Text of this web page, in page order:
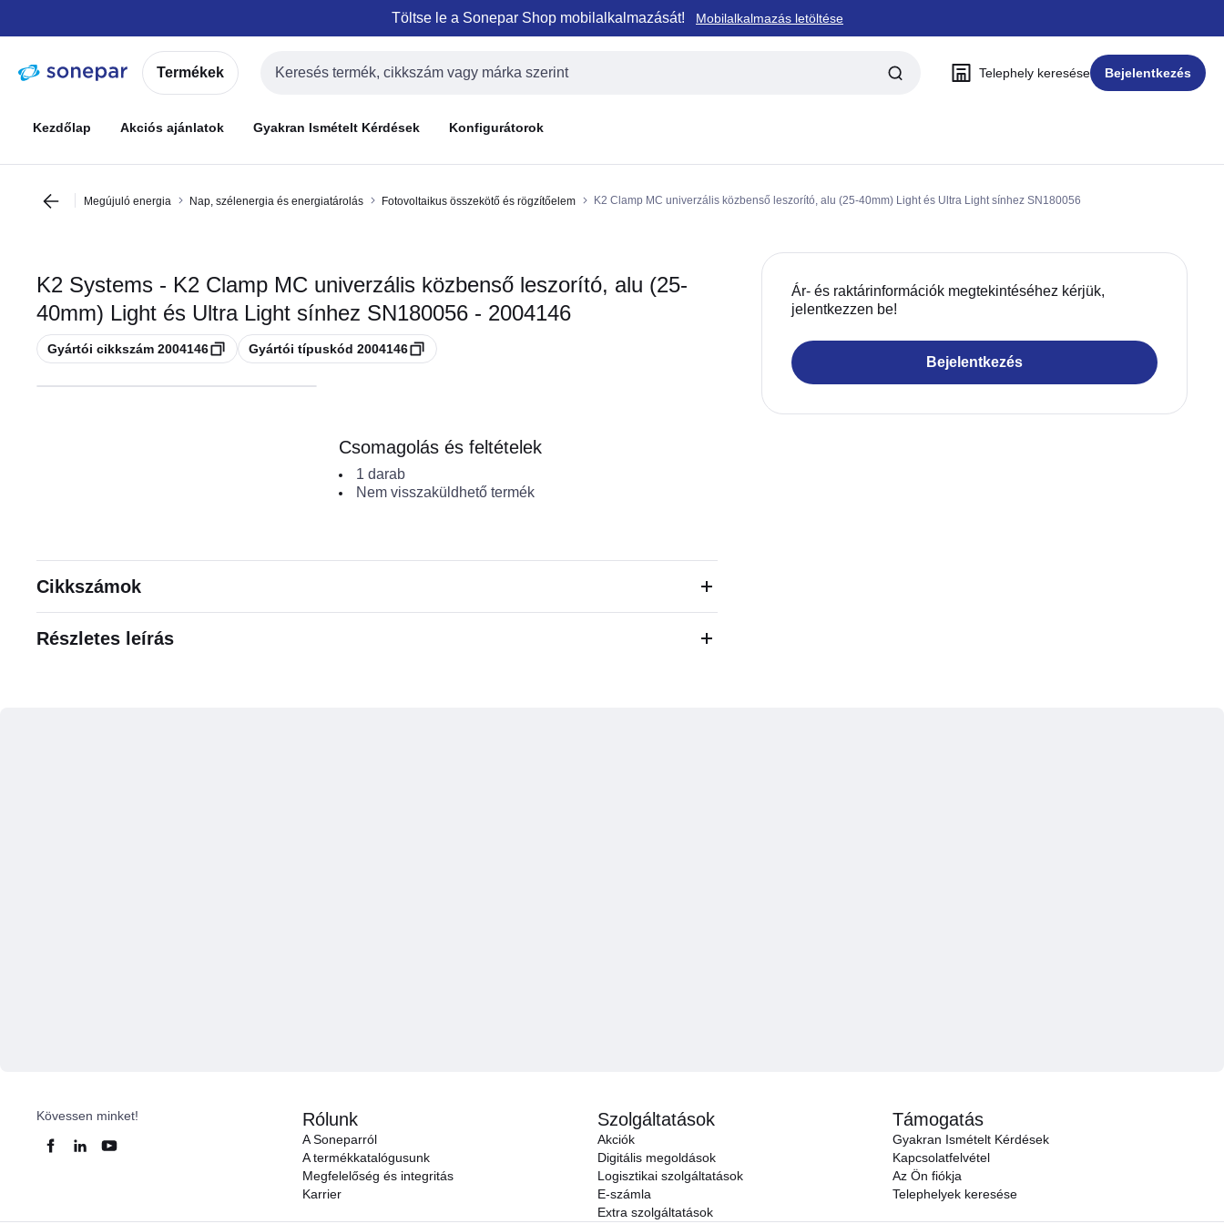
Töltse le a Sonepar Shop mobilalkalmazását! Mobilalkalmazás letöltése
Termékek
Keresési bemenet
Telephely keresése Bejelentkezés
Kezdőlap Akciós ajánlatok Gyakran Ismételt Kérdések Konfigurátorok
Megújuló energia Nap, szélenergia és energiatárolás Fotovoltaikus összekötő és rögzítőelem K2 Clamp MC univerzális közbenső leszorító, alu (25-40mm) Light és Ultra Light sínhez SN180056
K2 Systems - K2 Clamp MC univerzális közbenső leszorító, alu (25-
40mm) Light és Ultra Light sínhez SN180056 - 2004146
Másolás
Gyártói cikkszám 2004146 Másolás
Gyártói típuskód 2004146
Ár- és raktárinformációk megtekintéséhez kérjük,
jelentkezzen be!
Bejelentkezés
Csomagolás és feltételek
1 darab
Nem visszaküldhető termék
Cikkszámok
Részletes leírás
Kövessen minket! Rólunk
A Soneparról
A termékkatalógusunk
Megfelelőség és integritás
Karrier
Szolgáltatások
Akciók
Digitális megoldások
Logisztikai szolgáltatások
E-számla
Extra szolgáltatások
Támogatás
Gyakran Ismételt Kérdések
Kapcsolatfelvétel
Az Ön fiókja
Telephelyek keresése